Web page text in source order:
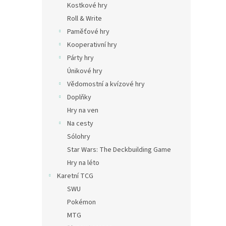
Kostkové hry
Roll & Write
Paměťové hry
Kooperativní hry
Párty hry
Únikové hry
Vědomostní a kvízové hry
Doplňky
Hry na ven
Na cesty
Sólohry
Star Wars: The Deckbuilding Game
Hry na léto
Karetní TCG
SWU
Pokémon
MTG